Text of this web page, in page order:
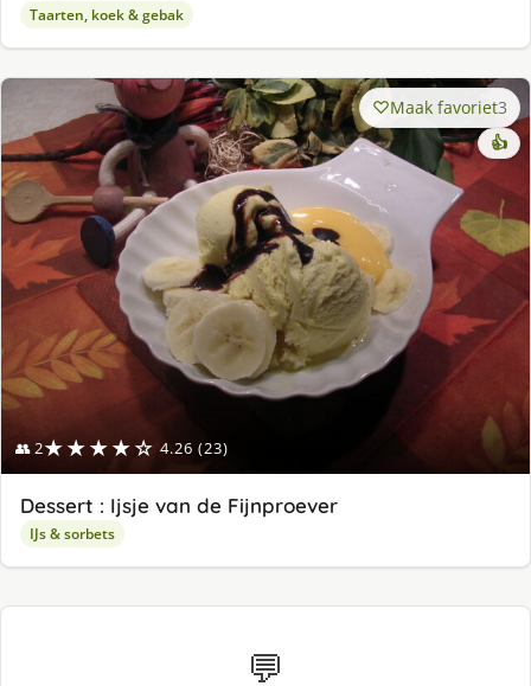
Taarten, koek & gebak
👥 2★★★★☆ 4.26 (23)
Maak favoriet3
👍
Dessert : Ijsje van de Fijnproever
IJs & sorbets
💬